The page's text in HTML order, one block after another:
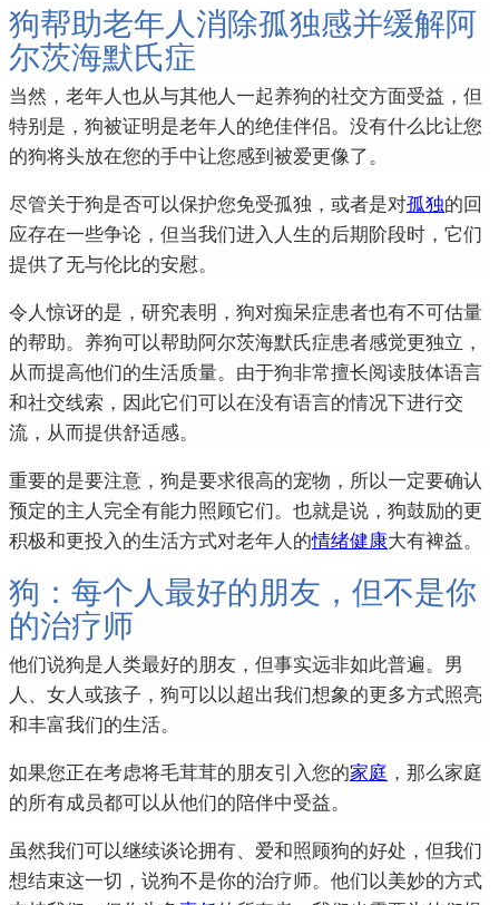
狗帮助老年人消除孤独感并缓解阿
尔茨海默氏症
当然，老年人也从与其他人一起养狗的社交方面受益，但
特别是，狗被证明是老年人的绝佳伴侣。 没有什么比让您
的狗将头放在您的手中让您感到被爱更像了。
尽管关于狗是否可以保护您免受孤独，或者是对孤独的回
应存在一些争论，但当我们进入人生的后期阶段时，它们
提供了无与伦比的安慰。
令人惊讶的是，研究表明，狗对痴呆症患者也有不可估量
的帮助。 养狗可以帮助阿尔茨海默氏症患者感觉更独立，
从而提高他们的生活质量。 由于狗非常擅长阅读肢体语言
和社交线索，因此它们可以在没有语言的情况下进行交
流，从而提供舒适感。
重要的是要注意，狗是要求很高的宠物，所以一定要确认
预定的主人完全有能力照顾它们。 也就是说，狗鼓励的更
积极和更投入的生活方式对老年人的情绪健康大有裨益。
狗：每个人最好的朋友，但不是你
的治疗师
他们说狗是人类最好的朋友，但事实远非如此普遍。 男
人、女人或孩子，狗可以以超出我们想象的更多方式照亮
和丰富我们的生活。
如果您正在考虑将毛茸茸的朋友引入您的家庭 ，那么家庭
的所有成员都可以从他们的陪伴中受益。
虽然我们可以继续谈论拥有、爱和照顾狗的好处，但我们
想结束这一切，说狗不是你的治疗师。 他们以美妙的方式